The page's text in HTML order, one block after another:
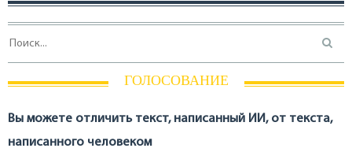
ГОЛОСОВАНИЕ
Вы можете отличить текст, написанный ИИ, от текста,
написанного человеком